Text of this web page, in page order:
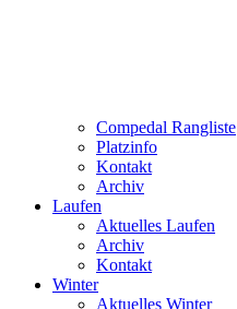
Compedal Rangliste
Platzinfo
Kontakt
Archiv
Laufen
Aktuelles Laufen
Archiv
Kontakt
Winter
Aktuelles Winter